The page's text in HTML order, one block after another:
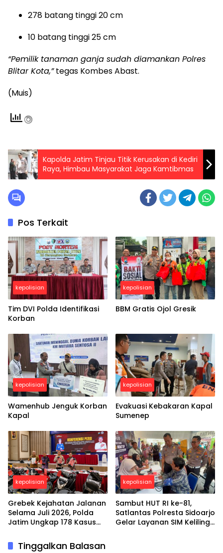
278 batang tinggi 20 cm
10 batang tinggi 25 cm
“Pemilik tanaman ganja sudah diamankan Polres
Blitar Kota,”tegas Kombes Abast.
(Muis)
Kapolda Jatim Tinjau Titik Kerusakan di Kediri
Raya, Himbau Masyarakat Jaga Kamtibmas
Pos Terkait
kepolisian
Tim DVI Polda Identifikasi
Korban
kepolisian
BBM Gratis Ojol Gresik
kepolisian
Wamenhub Jenguk Korban
Kapal
kepolisian
Evakuasi Kebakaran Kapal
Sumenep
kepolisian
Grebek Kejahatan Jalanan
Selama Juli 2026, Polda
Jatim Ungkap 178 Kasus
Tersangka
kepolisian
Sambut HUT RI ke-81,
Satlantas Polresta Sidoarjo
Gelar Layanan SIM Keliling
Tinggalkan Balasan